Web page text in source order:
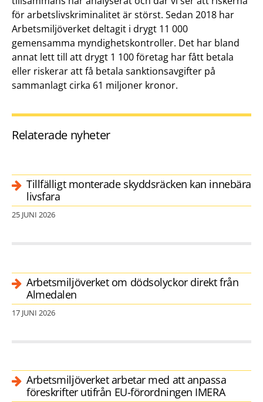
för arbetslivskriminalitet är störst. Sedan 2018 har
Arbetsmiljöverket deltagit i drygt 11 000
gemensamma myndighetskontroller. Det har bland
annat lett till att drygt 1 100 företag har fått betala
eller riskerar att få betala sanktionsavgifter på
sammanlagt cirka 61 miljoner kronor.
Relaterade nyheter
Tillfälligt monterade skyddsräcken kan innebära
livsfara
25 JUNI 2026
Arbetsmiljöverket om dödsolyckor direkt från
Almedalen
17 JUNI 2026
Arbetsmiljöverket arbetar med att anpassa
föreskrifter utifrån EU-förordningen IMERA